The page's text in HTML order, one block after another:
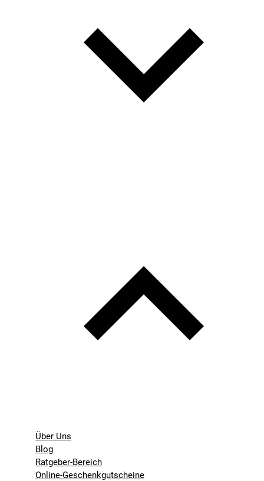
Über Uns
Blog
Ratgeber-Bereich
Online-Geschenkgutscheine